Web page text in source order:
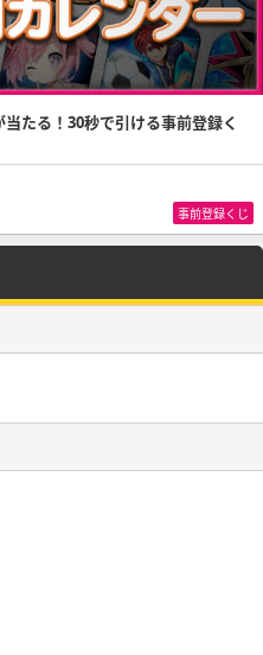
たる！30秒で引ける事前登録く
事前登録くじ